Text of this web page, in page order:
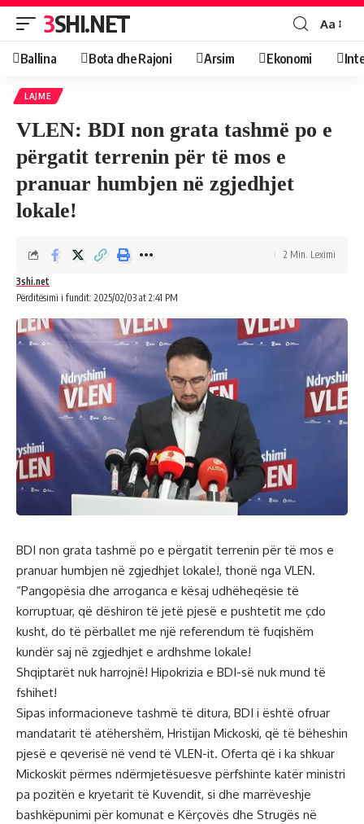
3SHI.NET Aa
Ballina Bota dhe Rajoni Arsim Ekonomi
LAJME
VLEN: BDI non grata tashmë po e
përgatit terrenin për të mos e
pranuar humbjen në zgjedhjet
lokale!
Përditësimi i fundit: 2025/02/03 at 2:41 PM
3shi.net
2 Min. Leximi
BDI non grata tashmë po e përgatit terrenin për të mos e
pranuar humbjen në zgjedhjet lokale!, thonë nga VLEN.
“Pangopësia dhe arroganca e kësaj udhëheqësie të
korruptuar, që dëshiron të jetë pjesë e pushtetit me çdo
kusht, do të përballet me një referendum të fuqishëm
kundër saj në zgjedhjet e ardhshme lokale!
Shqiptarët nuk harrojnë! Hipokrizia e BDI-së nuk mund të
fshihet!
Sipas informacioneve tashmë të ditura, BDI i është ofruar
mandatarit të atëhershëm, Hristijan Mickoski, që të bëheshin
pjesë e qeverisë në vend të VLEN-it. Oferta që i ka shkuar
Mickoskit përmes ndërmjetësuesve përfshinte katër ministri
pa pozitën e kryetarit të Kuvendit, si dhe marrëveshje
bashkëpunimi për komunat e Kërçovës dhe Strugës në